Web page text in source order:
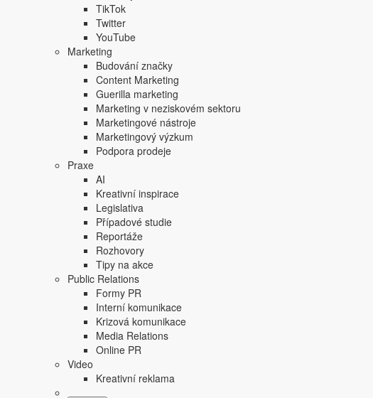
TikTok
Twitter
YouTube
Marketing
Budování značky
Content Marketing
Guerilla marketing
Marketing v neziskovém sektoru
Marketingové nástroje
Marketingový výzkum
Podpora prodeje
Praxe
AI
Kreativní inspirace
Legislativa
Případové studie
Reportáže
Rozhovory
Tipy na akce
Public Relations
Formy PR
Interní komunikace
Krizová komunikace
Media Relations
Online PR
Video
Kreativní reklama